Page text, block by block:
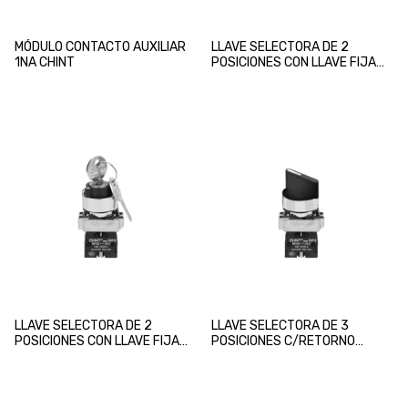
MÓDULO CONTACTO AUXILIAR
1NA CHINT
LLAVE SELECTORA DE 2
POSICIONES CON LLAVE FIJA
LLAVE SELECTORA DE 2
POSICIONES CON LLAVE FIJA
LLAVE SELECTORA DE 3
POSICIONES C/RETORNO